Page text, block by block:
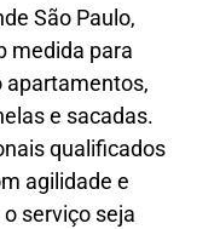
São Paulo,
medida para
apartamentos,
e sacadas.
qualificados
agilidade e
serviço seja